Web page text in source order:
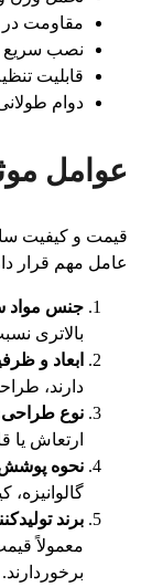
مقاومت در
نصب سریع
قابلیت
دوام
عوامل
قیمت و کیفیت
عامل مهم قرار
جنس مواد
بالاتری
ابعاد و
دارند،
نوع
ارتعاش یا
نحوه
برند
معمولاً
برخوردارند.